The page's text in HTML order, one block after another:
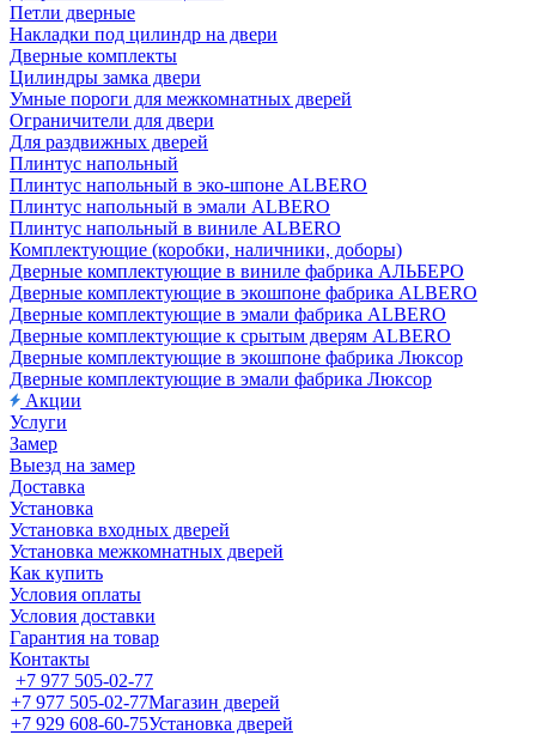
Петли дверные
Накладки под цилиндр на двери
Дверные комплекты
Цилиндры замка двери
Умные пороги для межкомнатных дверей
Ограничители для двери
Для раздвижных дверей
Плинтус напольный
Плинтус напольный в эко-шпоне ALBERO
Плинтус напольный в эмали ALBERO
Плинтус напольный в виниле ALBERO
Комплектующие (коробки, наличники, доборы)
Дверные комплектующие в виниле фабрика АЛЬБЕРО
Дверные комплектующие в экошпоне фабрика ALBERO
Дверные комплектующие в эмали фабрика ALBERO
Дверные комплектующие к срытым дверям ALBERO
Дверные комплектующие в экошпоне фабрика Люксор
Дверные комплектующие в эмали фабрика Люксор
Акции
Услуги
Замер
Выезд на замер
Доставка
Установка
Установка входных дверей
Установка межкомнатных дверей
Как купить
Условия оплаты
Условия доставки
Гарантия на товар
Контакты
+7 977 505-02-77
+7 977 505-02-77Магазин дверей
+7 929 608-60-75Установка дверей